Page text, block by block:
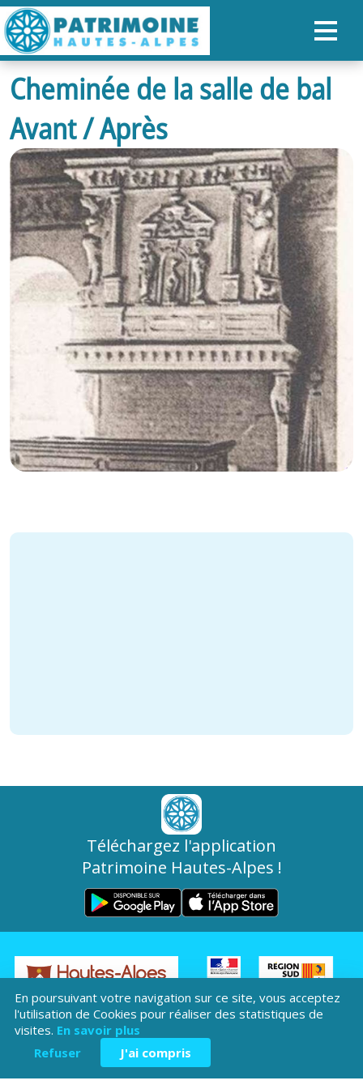
ACCUEIL
CARTE
NOS PARCOURS
PATRIMOINE
RANDONNÉES
ORGANISER SON SÉJOUR
RECHERCHER
Cheminée de la salle de bal
Avant / Après
Téléchargez l'application
Patrimoine Hautes-Alpes !
Hôtel du Département
Place Saint ARnoux
05000 Gap
En poursuivant votre navigation sur ce site, vous acceptez
l'utilisation de Cookies pour réaliser des statistiques de
visites. En savoir plus
Refuser
J'ai compris